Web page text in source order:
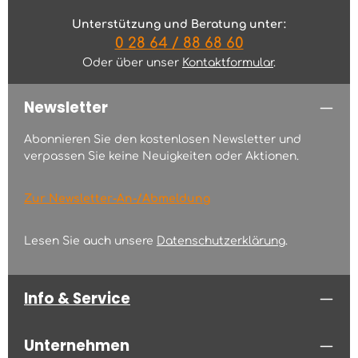
Unterstützung und Beratung unter:
0 28 64 / 88 68 60
Oder über unser Kontaktformular.
Newsletter
Abonnieren Sie den kostenlosen Newsletter und
verpassen Sie keine Neuigkeiten oder Aktionen.
Zur Newsletter-An-/Abmeldung
Lesen Sie auch unsere Datenschutzerklärung.
Info & Service
Unternehmen